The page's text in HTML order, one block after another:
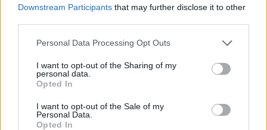
Downstream Participants that may further disclose it to other
Personal Data Processing Opt Outs
I want to opt-out of the Sharing of my
personal data.
Opted In
I want to opt-out of the Sale of my
Personal Data.
Opted In
mellett azt a kérdést jártuk körbe, hogy milyen
átrendeződések figyelhetők meg a lakossági
állampapírok piacán. Erről Árgyelán Ágenst,
A műsor már meghallgatható a Spotify-on, az Apple
cikkbe ágyazott lejátszóban is: KÖVESS MINKET Főbb
részek: Intro - (00:00) Ki Ukrajna legjobb barátja? - (02:01)